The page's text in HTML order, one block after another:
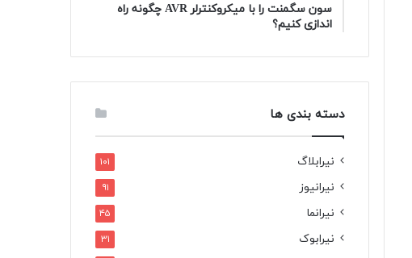
سون سگمنت را با میکروکنترلر AVR چگونه راه
اندازی کنیم؟
دسته بندی ها
نیرابلاگ ۱۰۱
نیرانیوز ۹۱
نیرانما ۴۵
نیرابوک ۳۱